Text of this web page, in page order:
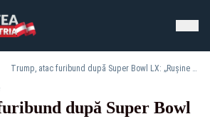
Trump, atac furibund după Super Bowl LX: „Rușine națională! A fost un spectacol dezgustător pentru copii și o bătaie de joc la adresa Americii”
după Super Bowl